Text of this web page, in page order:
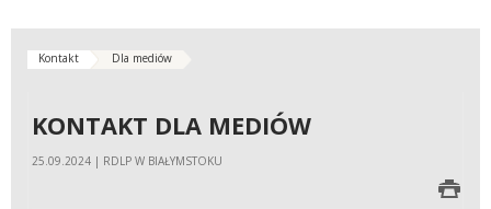
Kontakt Dla mediów
KONTAKT DLA MEDIÓW
25.09.2024 | RDLP W BIAŁYMSTOKU